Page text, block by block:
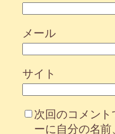
メール
サイト
次回のコメン
ーに自分の名